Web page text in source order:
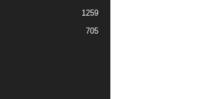
1259
705